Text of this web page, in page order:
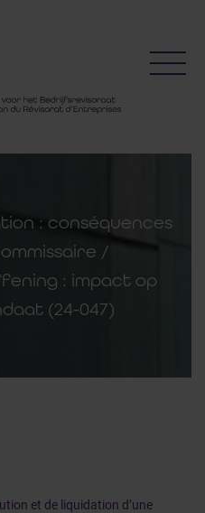
: conséquences
/
: impact op
(24-047)
et de liquidation d’une